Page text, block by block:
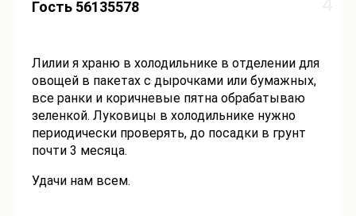
Гость 56135578
Лилии я храню в холодильнике в отделении для
овощей в пакетах с дырочками или бумажных,
все ранки и коричневые пятна обрабатываю
зеленкой. Луковицы в холодильнике нужно
периодически проверять, до посадки в грунт
почти 3 месяца.
Удачи нам всем.